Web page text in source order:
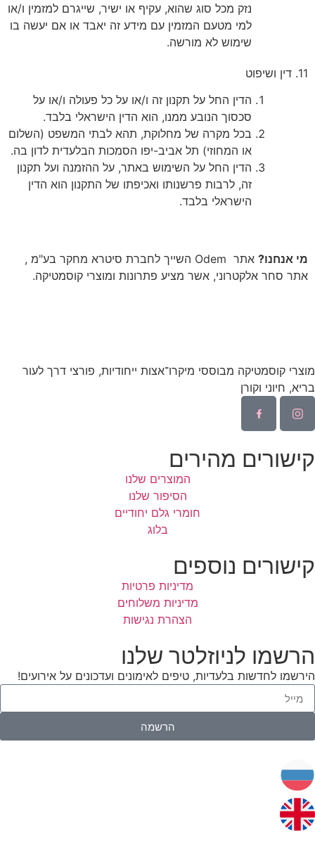
נזק מכל סוג שהוא, עקיף או ישיר, שייגרם למזמין ו/או
למי מטעם המזמין עם מידע זה יאבד או אם יעשה בו
שימוש לא מורשה.
11. דין ושיפוט
הדין החל על תקנון זה ו/או על כל פעולה ו/או על
סכסוך הנובע ממנו, הוא הדין הישראלי בלבד.
בכל מקרה של מחלוקת, תהא לבתי המשפט (השלום
או המחוזי) תל אביב-יפו הסמכות הבלעדית לדון בה.
הדין החל על השימוש באתר, על ההזמנה ועל תקנון
זה, לרבות פרשנותו ואכיפתו של התקנון הוא הדין
הישראלי בלבד.
מי אנחנו?
אתר Odem השייך לחברת סיטרא מחקר בע"מ ,
אתר סחר אלקטרוני, אשר מציע פתרונות ומוצרי קוסמטיקה.
מוצרי קוסמטיקה מבוססי מיקרו־אצות ייחודיות, פורצי דרך לעור
בריא, חיוני וקורן
קישורים מהירים
המוצרים שלנו
הסיפור שלנו
חומרי גלם יחודיים
בלוג
קישורים נוספים
מדיניות פרטיות
מדיניות משלוחים
הצהרת נגישות
הרשמו לניוזלטר שלנו
הירשמו לחדשות בלעדיות, טיפים לאימונים ועדכונים על אירועים!
הרשמה